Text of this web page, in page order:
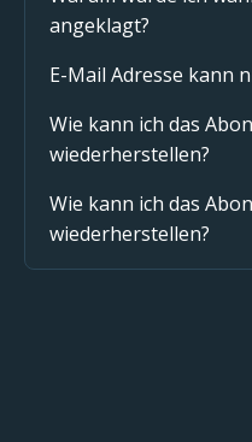
angeklagt?
E-Mail Adresse kann
Wie kann ich das
wiederherstellen?
Wie kann ich das
wiederherstellen?